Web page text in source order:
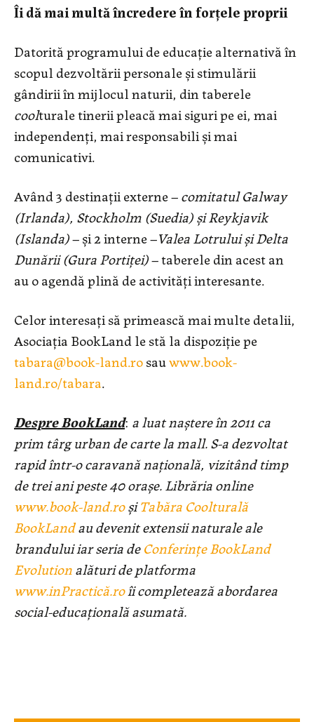
Îi dă mai multă încredere în forțele proprii
Datorită programului de educație alternativă în
scopul dezvoltării personale și stimulării
gândirii în mijlocul naturii, din taberele
coolturale tinerii pleacă mai siguri pe ei, mai
independenți, mai responsabili și mai
comunicativi.
Având 3 destinații externe –comitatul Galway
(Irlanda), Stockholm (Suedia) și Reykjavik
(Islanda)– și 2 interne –Valea Lotrului și Delta
Dunării (Gura Portiței)– taberele din acest an
au o agendă plină de activități interesante.
Celor interesați să primească mai multe detalii,
Asociația BookLand le stă la dispoziţie pe
tabara@book-land.rosauwww.book-
land.ro/tabara.
Despre BookLand: a luat naștere în 2011 ca
prim târg urban de carte la mall. S-a dezvoltat
rapid într-o caravană națională, vizitând timp
de trei ani peste 40 oraşe. Librăria online
www.book-land.roşiTabăra Coolturală
BookLandau devenit extensii naturale ale
brandului iar seria deConferințe BookLand
Evolutionalături de platforma
www.inPractică.roîi completează abordarea
social-educațională asumată.